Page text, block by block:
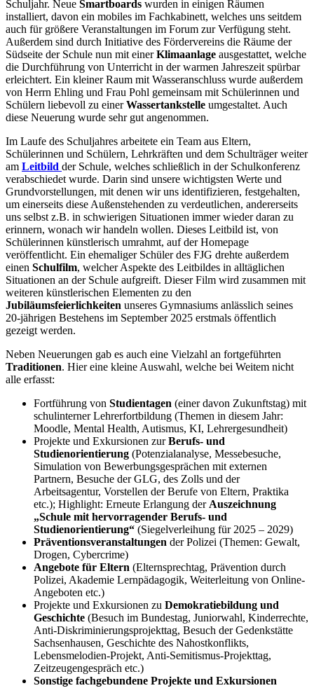
Schuljahr. Neue Smartboards wurden in einigen Räumen
installiert, davon ein mobiles im Fachkabinett, welches uns seitdem
auch für größere Veranstaltungen im Forum zur Verfügung steht.
Außerdem sind durch Initiative des Fördervereins die Räume der
Südseite der Schule nun mit einerKlimaanlage ausgestattet, welche
die Durchführung von Unterricht in der warmen Jahreszeit spürbar
erleichtert. Ein kleiner Raum mit Wasseranschluss wurde außerdem
von Herrn Ehling und Frau Pohl gemeinsam mit Schülerinnen und
Schülern liebevoll zu einerWassertankstelle umgestaltet. Auch
diese Neuerung wurde sehr gut angenommen.
Im Laufe des Schuljahres arbeitete ein Team aus Eltern,
Schülerinnen und Schülern, Lehrkräften und dem Schulträger weiter
am Leitbild der Schule, welches schließlich in der Schulkonferenz
verabschiedet wurde. Darin sind unsere wichtigsten Werte und
Grundvorstellungen, mit denen wir uns identifizieren, festgehalten,
um einerseits diese Außenstehenden zu verdeutlichen, andererseits
uns selbst z.B. in schwierigen Situationen immer wieder daran zu
erinnern, wonach wir handeln wollen. Dieses Leitbild ist, von
Schülerinnen künstlerisch umrahmt, auf der Homepage
veröffentlicht. Ein ehemaliger Schüler des FJG drehte außerdem
einen Schulfilm, welcher Aspekte des Leitbildes in alltäglichen
Situationen an der Schule aufgreift. Dieser Film wird zusammen mit
weiteren künstlerischen Elementen zu den
Jubiläumsfeierlichkeiten unseres Gymnasiums anlässlich seines
20-jährigen Bestehens im September 2025 erstmals öffentlich
gezeigt werden.
Neben Neuerungen gab es auch eine Vielzahl an fortgeführten
Traditionen. Hier eine kleine Auswahl, welche bei Weitem nicht
alle erfasst:
Fortführung von Studientagen (einer davon Zukunftstag) mit
schulinterner Lehrerfortbildung (Themen in diesem Jahr:
Moodle, Mental Health, Autismus, KI, Lehrergesundheit)
Projekte und Exkursionen zurBerufs- und
Studienorientierung (Potenzialanalyse, Messebesuche,
Simulation von Bewerbungsgesprächen mit externen
Partnern, Besuche der GLG, des Zolls und der
Arbeitsagentur, Vorstellen der Berufe von Eltern, Praktika
etc.); Highlight: Erneute Erlangung der Auszeichnung
„Schule mit hervorragender Berufs- und
Studienorientierung“ (Siegelverleihung für 2025 – 2029)
Präventionsveranstaltungen der Polizei (Themen: Gewalt,
Drogen, Cybercrime)
Angebote für Eltern (Elternsprechtag, Prävention durch
Polizei, Akademie Lernpädagogik, Weiterleitung von Online-
Angeboten etc.)
Projekte und Exkursionen zu Demokratiebildung und
Geschichte (Besuch im Bundestag, Juniorwahl, Kinderrechte,
Anti-Diskriminierungsprojekttag, Besuch der Gedenkstätte
Sachsenhausen, Geschichte des Nahostkonflikts,
Lebensmelodien-Projekt, Anti-Semitismus-Projekttag,
Zeitzeugengespräch etc.)
Sonstige fachgebundene Projekte und Exkursionen